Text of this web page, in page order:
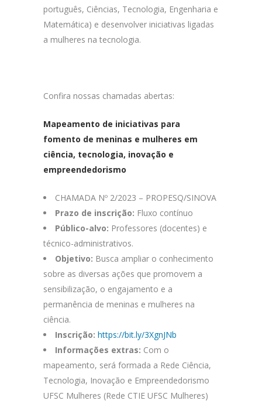
português, Ciências, Tecnologia, Engenharia e
Matemática) e desenvolver iniciativas ligadas
a mulheres na tecnologia.
Confira nossas chamadas abertas:
Mapeamento de iniciativas para
fomento de meninas e mulheres em
ciência, tecnologia, inovação e
empreendedorismo
CHAMADA Nº 2/2023 – PROPESQ/SINOVA
Prazo de inscrição: Fluxo contínuo
Público-alvo: Professores (docentes) e
técnico-administrativos.
Objetivo: Busca ampliar o conhecimento
sobre as diversas ações que promovem a
sensibilização, o engajamento e a
permanência de meninas e mulheres na
ciência.
Inscrição: https://bit.ly/3XgnJNb
Informações extras: Com o
mapeamento, será formada a Rede Ciência,
Tecnologia, Inovação e Empreendedorismo
UFSC Mulheres (Rede CTIE UFSC Mulheres)